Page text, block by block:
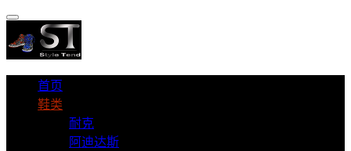
首页
鞋类
耐克
阿迪达斯